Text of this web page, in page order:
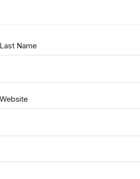
Last Name
Website